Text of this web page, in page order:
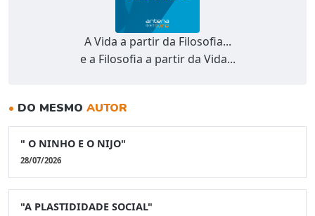
A Vida a partir da Filosofia...
e a Filosofia a partir da Vida...
• DO MESMO AUTOR
" O NINHO E O NIJO"
28/07/2026
"A PLASTIDIDADE SOCIAL"